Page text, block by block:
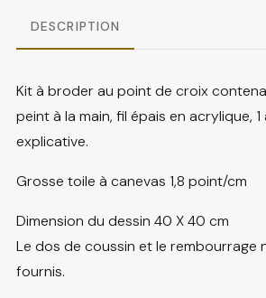
DESCRIPTION
Kit à broder au point de croix
peint à la main, fil épais en acrylique, 1
explicative.
Grosse toile à canevas 1,8 point/cm
Dimension du dessin 40 X 40 cm
Le dos de coussin et le rembourrage
fournis.